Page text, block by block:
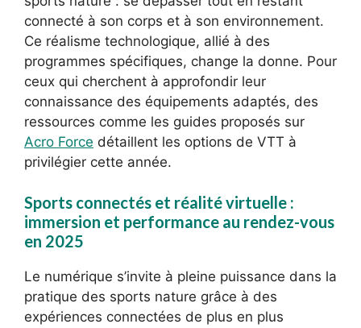
connecté à son corps et à son environnement.
Ce réalisme technologique, allié à des
programmes spécifiques, change la donne. Pour
ceux qui cherchent à approfondir leur
connaissance des équipements adaptés, des
ressources comme les guides proposés sur
Acro Force détaillent les options de VTT à
privilégier cette année.
Sports connectés et réalité virtuelle :
immersion et performance au rendez-vous
en 2025
Le numérique s’invite à pleine puissance dans la
pratique des sports nature grâce à des
expériences connectées de plus en plus